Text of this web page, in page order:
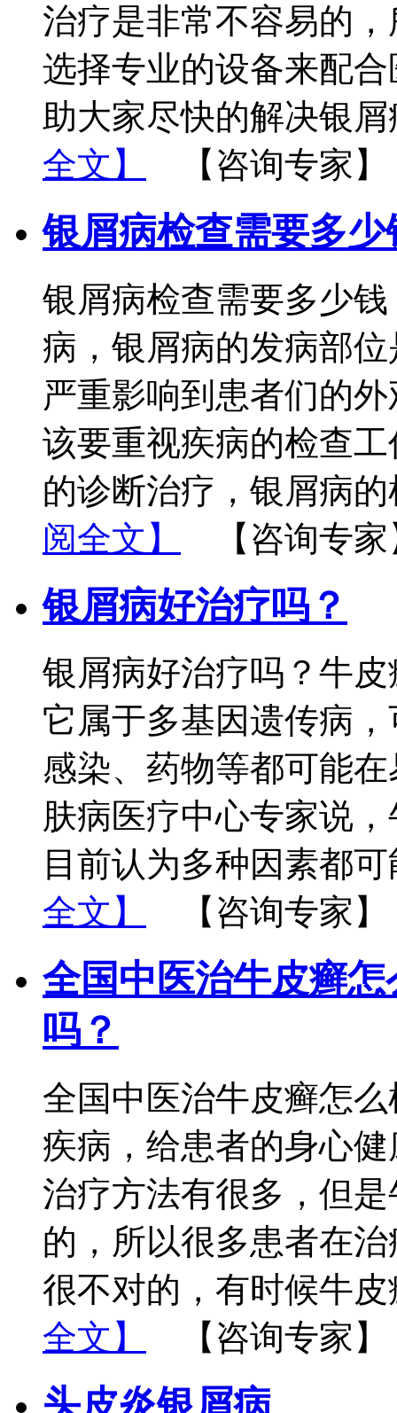
治疗是非常不容易的
选择专业的设备来配
助大家尽快的解决银
全文】
【咨询专家】
银屑病检查需要多
银屑病检查需要多少
病，银屑病的发病部
严重影响到患者们的
该要重视疾病的检查
的诊断治疗，银屑病
阅全文】
【咨询专
银屑病好治疗吗？
银屑病好治疗吗？牛
它属于多基因遗传病
感染、药物等都可能
肤病医疗中心专家说
目前认为多种因素都
全文】
【咨询专家】
全国中医治牛皮癣
吗？
全国中医治牛皮癣怎
疾病，给患者的身心
治疗方法有很多，但
的，所以很多患者在
很不对的，有时候牛
全文】
【咨询专家】